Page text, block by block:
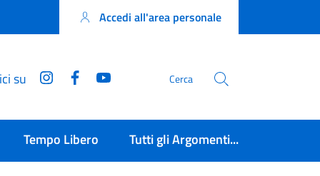
Accedi all'area personale
su InstagramFacebook Cerca
Tempo Libero Tutti gli Argomenti...